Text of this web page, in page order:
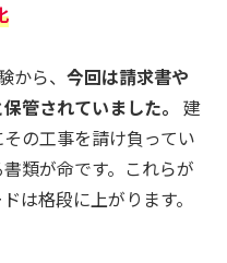
ら、 今回は請求書や
管されていました。 建
の工事を請け負ってい
類が命です。これらが
は格段に上がります。